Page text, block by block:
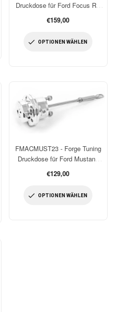
Druckdose für Ford Focus RS
MK2
Normaler
€159,00
OPTIONEN WÄHLEN
FMACMUST23 - Forge Tuning
Druckdose für Ford Mustang
2.3L EcoBoost
Normaler
€129,00
OPTIONEN WÄHLEN